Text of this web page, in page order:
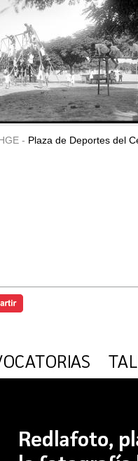
- Plaza de Deportes del